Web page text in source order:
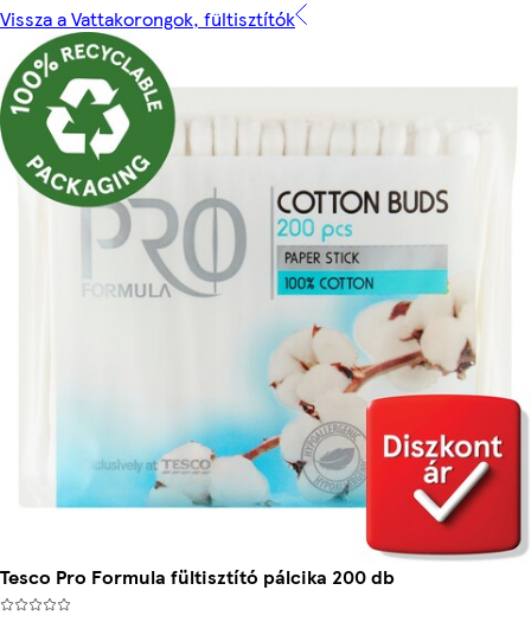
Vissza a Vattakorongok, fültisztítók
Tesco Pro Formula fültisztító pálcika 200 db